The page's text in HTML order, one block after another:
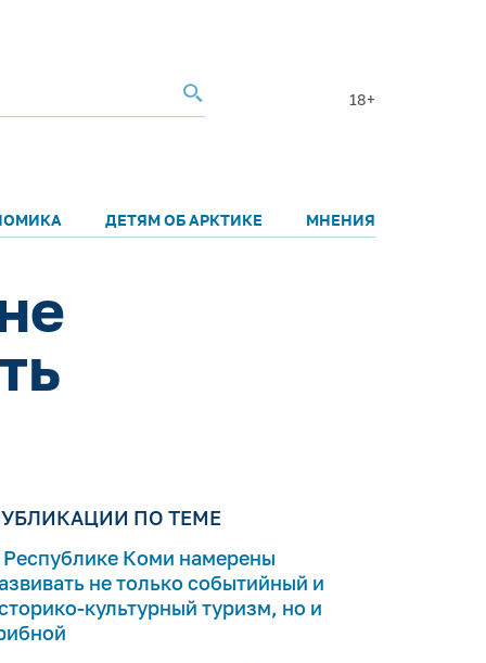
18+
ДЕТЯМ ОБ АРКТИКЕ МНЕНИЯ
ПО ТЕМЕ
Республике Коми намерены
не только событийный и
культурный туризм, но и